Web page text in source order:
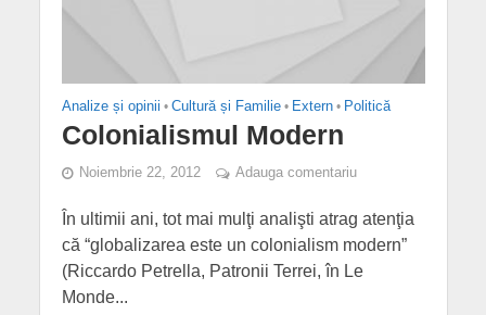
Analize și opinii • Cultură și Familie • Extern • Politică
Colonialismul Modern
Noiembrie 22, 2012 Adauga comentariu
În ultimii ani, tot mai mulţi analişti atrag atenţia
că “globalizarea este un colonialism modern”
(Riccardo Petrella, Patronii Terrei, în Le
Monde...